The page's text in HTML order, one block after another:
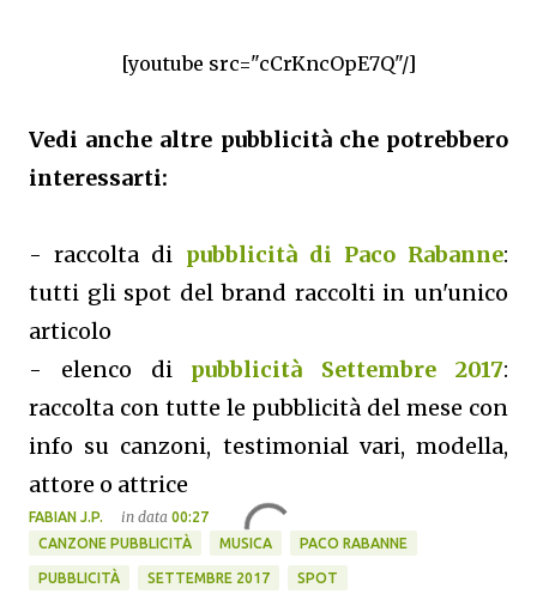
[youtube src="cCrKncOpE7Q"/]
Vedi anche altre pubblicità che potrebbero
interessarti:
- raccolta di pubblicità di Paco Rabanne:
tutti gli spot del brand raccolti in un'unico
articolo
- elenco di pubblicità Settembre 2017:
raccolta con tutte le pubblicità del mese con
info su canzoni, testimonial vari, modella,
attore o attrice
FABIAN J.P. in data 00:27
CANZONE PUBBLICITÀ
MUSICA PACO RABANNE
PUBBLICITÀ SETTEMBRE 2017 SPOT